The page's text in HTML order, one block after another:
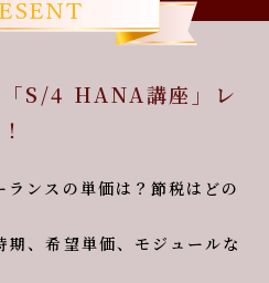
S/4 HANA講座」レ
スの単価は？節税はどの
、希望単価、モジュールな